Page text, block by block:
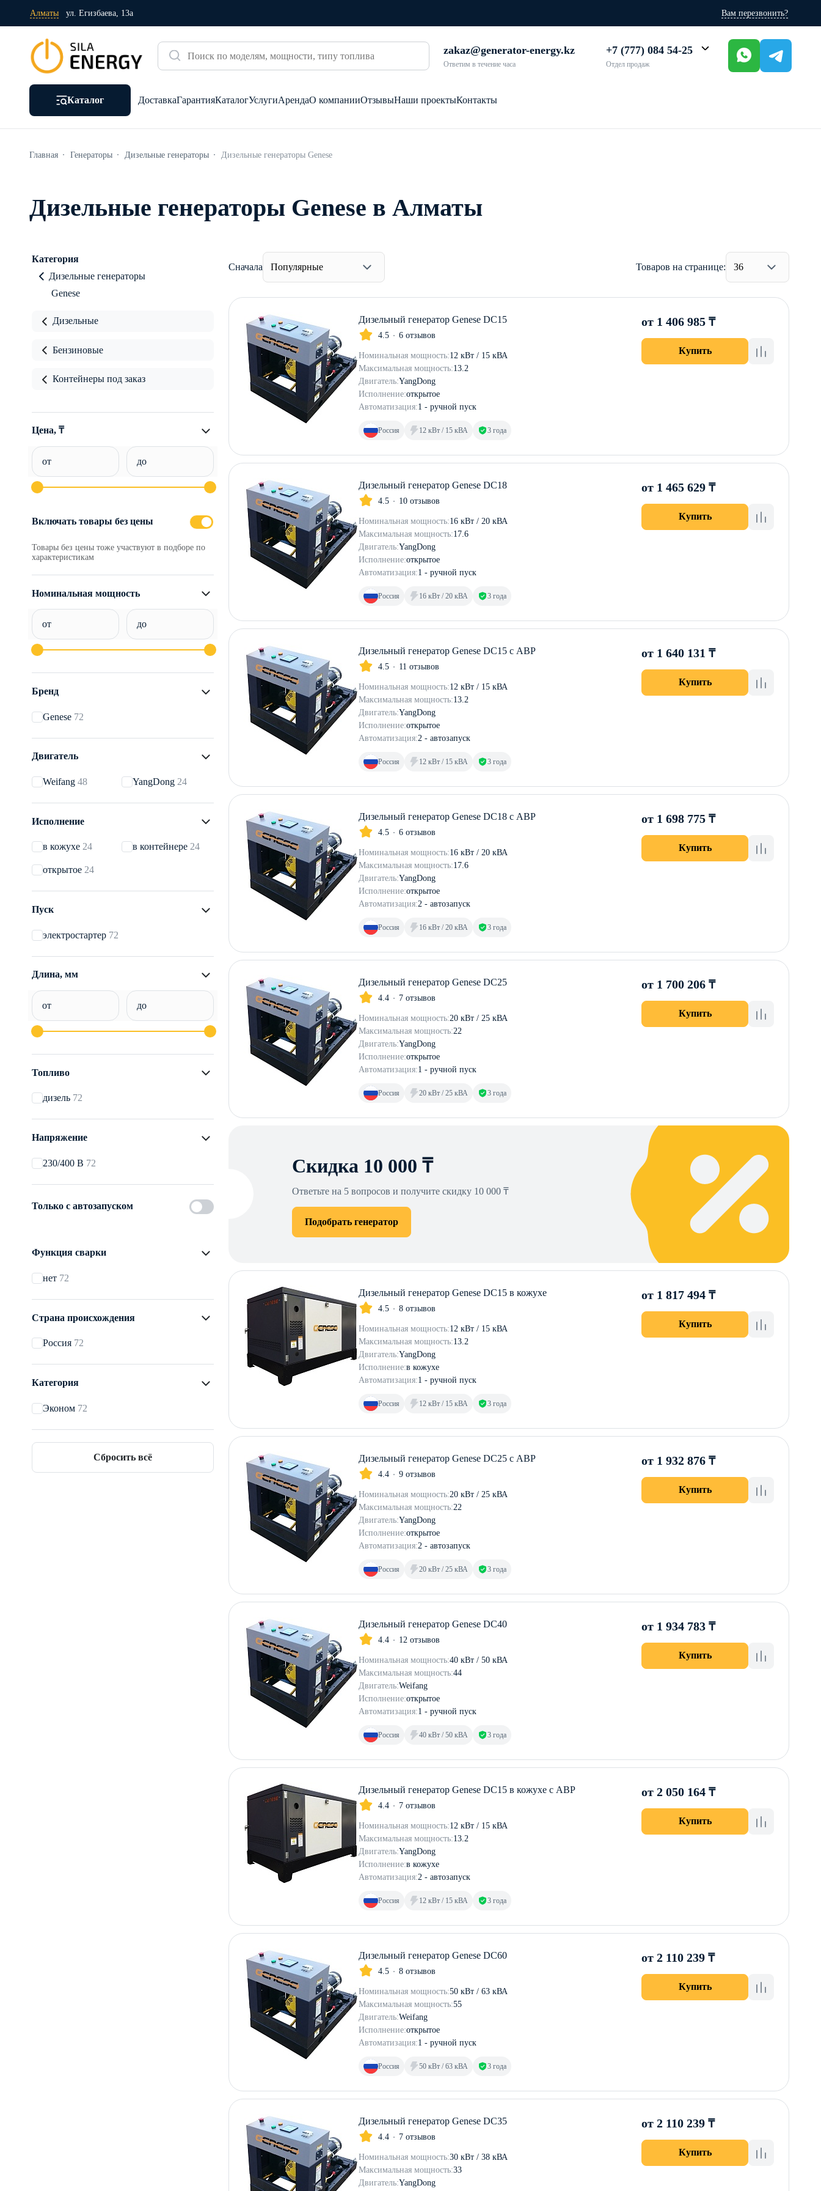
Алматы ул. Егизбаева, 13а Вам перезвонить?
zakaz@generator-energy.kz
Ответим в течение часа
+7 (777) 084 54-25
Отдел продаж
Каталог ДоставкаГарантияКаталогУслугиАрендаО компанииОтзывыНаши проектыКонтакты
Главная Генераторы Дизельные генераторы Дизельные генераторы Genese
Дизельные генераторы Genese в Алматы
Категория
Дизельные генераторы
Genese
Дизельные
Бензиновые
Контейнеры под заказ
Цена, ₸
от до
Включать товары без цены
Товары без цены тоже участвуют в подборе по
характеристикам
Номинальная мощность
от до
Бренд
Genese 72
Двигатель
Weifang 48 YangDong 24
Исполнение
в кожухе 24 в контейнере 24
открытое 24
Пуск
электростартер 72
Длина, мм
от до
Топливо
дизель 72
Напряжение
230/400 В 72
Только с автозапуском
Функция сварки
нет 72
Страна происхождения
Россия 72
Категория
Эконом 72
Сбросить всё
Сначала Популярные Товаров на странице: 36
Дизельный генератор Genese DC15
4.5 6 отзывов
Номинальная мощность:12 кВт / 15 кВА
Максимальная мощность:13.2
Двигатель:YangDong
Исполнение:открытое
Автоматизация:1 - ручной пуск
Россия 12 кВт / 15 кВА 3 года
от 1 406 985 ₸
Купить
Дизельный генератор Genese DC18
4.5 10 отзывов
Номинальная мощность:16 кВт / 20 кВА
Максимальная мощность:17.6
Двигатель:YangDong
Исполнение:открытое
Автоматизация:1 - ручной пуск
Россия 16 кВт / 20 кВА 3 года
от 1 465 629 ₸
Купить
Дизельный генератор Genese DC15 с АВР
4.5 11 отзывов
Номинальная мощность:12 кВт / 15 кВА
Максимальная мощность:13.2
Двигатель:YangDong
Исполнение:открытое
Автоматизация:2 - автозапуск
Россия 12 кВт / 15 кВА 3 года
от 1 640 131 ₸
Купить
Дизельный генератор Genese DC18 с АВР
4.5 6 отзывов
Номинальная мощность:16 кВт / 20 кВА
Максимальная мощность:17.6
Двигатель:YangDong
Исполнение:открытое
Автоматизация:2 - автозапуск
Россия 16 кВт / 20 кВА 3 года
от 1 698 775 ₸
Купить
Дизельный генератор Genese DC25
4.4 7 отзывов
Номинальная мощность:20 кВт / 25 кВА
Максимальная мощность:22
Двигатель:YangDong
Исполнение:открытое
Автоматизация:1 - ручной пуск
Россия 20 кВт / 25 кВА 3 года
от 1 700 206 ₸
Купить
Скидка 10 000 ₸
Ответьте на 5 вопросов и получите скидку 10 000 ₸
Подобрать генератор
Дизельный генератор Genese DC15 в кожухе
4.5 8 отзывов
Номинальная мощность:12 кВт / 15 кВА
Максимальная мощность:13.2
Двигатель:YangDong
Исполнение:в кожухе
Автоматизация:1 - ручной пуск
Россия 12 кВт / 15 кВА 3 года
от 1 817 494 ₸
Купить
Дизельный генератор Genese DC25 с АВР
4.4 9 отзывов
Номинальная мощность:20 кВт / 25 кВА
Максимальная мощность:22
Двигатель:YangDong
Исполнение:открытое
Автоматизация:2 - автозапуск
Россия 20 кВт / 25 кВА 3 года
от 1 932 876 ₸
Купить
Дизельный генератор Genese DC40
4.4 12 отзывов
Номинальная мощность:40 кВт / 50 кВА
Максимальная мощность:44
Двигатель:Weifang
Исполнение:открытое
Автоматизация:1 - ручной пуск
Россия 40 кВт / 50 кВА 3 года
от 1 934 783 ₸
Купить
Дизельный генератор Genese DC15 в кожухе с АВР
4.4 7 отзывов
Номинальная мощность:12 кВт / 15 кВА
Максимальная мощность:13.2
Двигатель:YangDong
Исполнение:в кожухе
Автоматизация:2 - автозапуск
Россия 12 кВт / 15 кВА 3 года
от 2 050 164 ₸
Купить
Дизельный генератор Genese DC60
4.5 8 отзывов
Номинальная мощность:50 кВт / 63 кВА
Максимальная мощность:55
Двигатель:Weifang
Исполнение:открытое
Автоматизация:1 - ручной пуск
Россия 50 кВт / 63 кВА 3 года
от 2 110 239 ₸
Купить
Дизельный генератор Genese DC35
4.4 7 отзывов
Номинальная мощность:30 кВт / 38 кВА
Максимальная мощность:33
Двигатель:YangDong
от 2 110 239 ₸
Купить